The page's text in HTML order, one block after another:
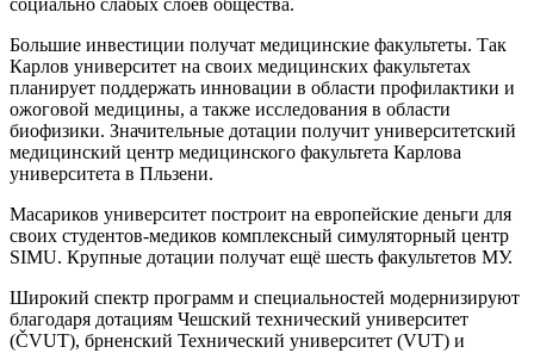
Большие инвестиции получат медицинские факультеты. Так
Карлов университет на своих медицинских факультетах
планирует поддержать инновации в области профилактики и
ожоговой медицины, а также исследования в области
биофизики. Значительные дотации получит университетский
медицинский центр медицинского факультета Карлова
университета в Пльзени.
Масариков университет построит на европейские деньги для
своих студентов-медиков комплексный симуляторный центр
SIMU. Крупные дотации получат ещё шесть факультетов МУ.
Широкий спектр программ и специальностей модернизируют
благодаря дотациям Чешский технический университет
(ČVUT), брненский Технический университет (VUT) и